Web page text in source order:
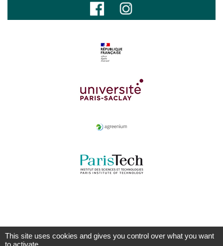
This site uses cookies and gives you control over what you want
to activate